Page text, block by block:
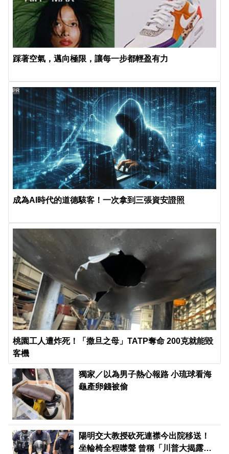
踩著空氣，邁向極限，讓每一步都輕盈有力
成為AI時代的道德駭客！一次拿到三張資安證照
PR
桃園工人遭炸死！「撒旦之母」TATP奪命 200克就能毀
客機
獨家／以為男子熱心報路 小琉球看海
龜產卵錢被偷
陽明交大教授砍死連襟今出院移送！
坐輪椅全程噤聲 曾稱「川普大揭露」